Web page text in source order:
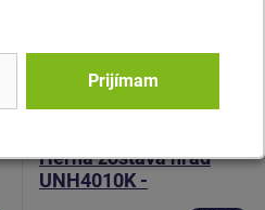
tovar
Herná zostava hrad
UNH4010K -
Prijímam